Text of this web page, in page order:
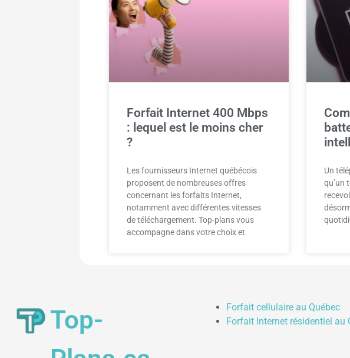
Forfait Internet 400 Mbps
: lequel est le moins cher
?
Les fournisseurs Internet québécois
proposent de nombreuses offres
concernant les forfaits Internet,
notamment avec différentes vitesses
de téléchargement. Top-plans vous
accompagne dans votre choix et
Un
qu’un
Top-
Forfait cellulaire au Québec
Forfait Internet résidentiel au